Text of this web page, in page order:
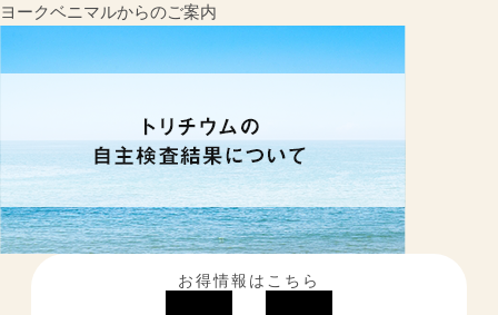
ヨークベニマルからのご案内
お得情報はこちら